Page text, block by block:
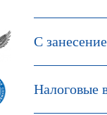
С
Налоговые